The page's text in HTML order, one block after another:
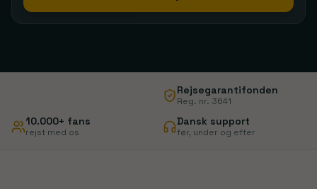
Rejsegarantifonden
Reg. nr. 3641
10.000+ fans
rejst med os
Dansk support
før, under og efter